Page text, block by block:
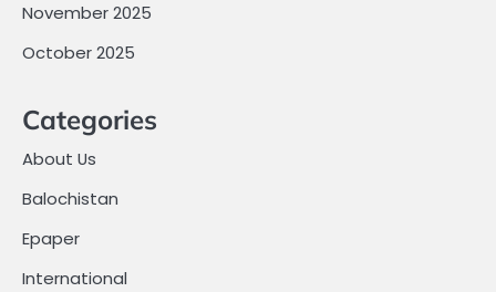
November 2025
October 2025
Categories
About Us
Balochistan
Epaper
International